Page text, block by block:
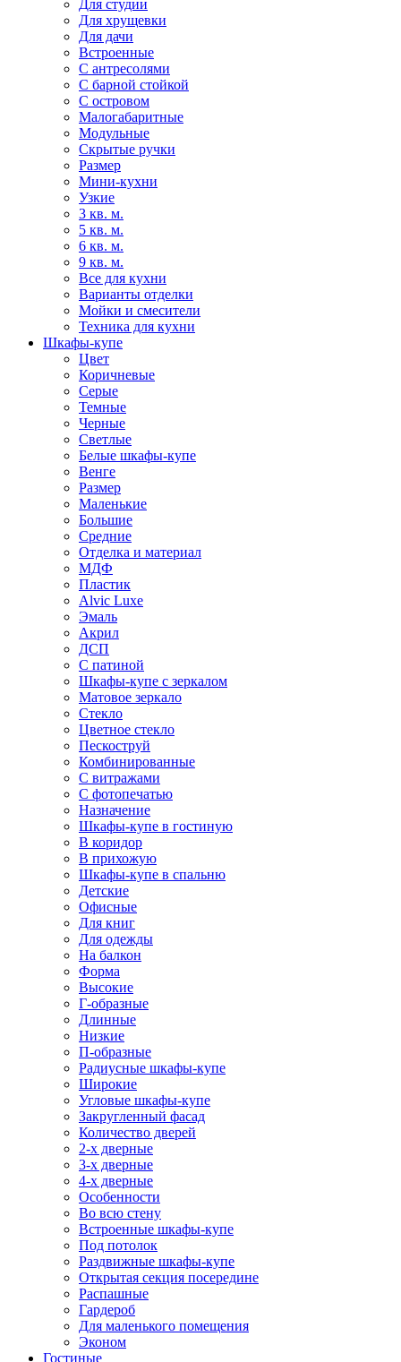
Для студии
Для хрущевки
Для дачи
Встроенные
С антресолями
С барной стойкой
С островом
Малогабаритные
Модульные
Скрытые ручки
Размер
Мини-кухни
Узкие
3 кв. м.
5 кв. м.
6 кв. м.
9 кв. м.
Все для кухни
Варианты отделки
Мойки и смесители
Техника для кухни
Шкафы-купе
Цвет
Коричневые
Серые
Темные
Черные
Светлые
Белые шкафы-купе
Венге
Размер
Маленькие
Большие
Средние
Отделка и материал
МДФ
Пластик
Alvic Luxe
Эмаль
Акрил
ДСП
С патиной
Шкафы-купе с зеркалом
Матовое зеркало
Стекло
Цветное стекло
Пескоструй
Комбинированные
С витражами
С фотопечатью
Назначение
Шкафы-купе в гостиную
В коридор
В прихожую
Шкафы-купе в спальню
Детские
Офисные
Для книг
Для одежды
На балкон
Форма
Высокие
Г-образные
Длинные
Низкие
П-образные
Радиусные шкафы-купе
Широкие
Угловые шкафы-купе
Закругленный фасад
Количество дверей
2-х дверные
3-х дверные
4-х дверные
Особенности
Во всю стену
Встроенные шкафы-купе
Под потолок
Раздвижные шкафы-купе
Открытая секция посередине
Распашные
Гардероб
Для маленького помещения
Эконом
Гостиные